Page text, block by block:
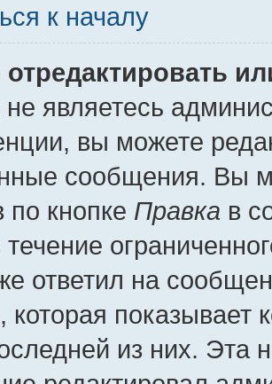
к началу
отредактировать
являетесь
вы можете
сообщения. Вы
по кнопке Правка в
течение
ответил на
которая показывает
из них. Эта